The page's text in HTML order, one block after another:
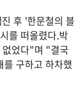
후 '한문철의 블
를 떠올렸다.박
없었다"며 "결국
구하고 하차했